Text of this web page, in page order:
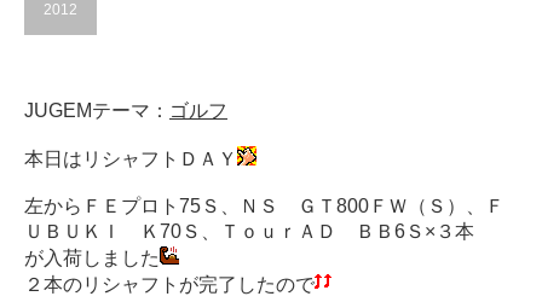
2012
JUGEMテーマ： ゴルフ
本日はリシャフトＤＡＹ
左からＦＥプロト75Ｓ、ＮＳ ＧＴ800ＦＷ（Ｓ）、Ｆ
ＵＢＵＫＩ Ｋ70Ｓ、ＴｏｕｒＡＤ ＢＢ6Ｓ×３本
が入荷しました
２本のリシャフトが完了したので